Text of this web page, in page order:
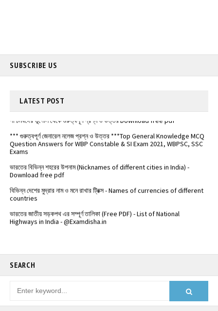
SUBSCRIBE US
LATEST POST
পশ্চিমবঙ্গের ভূগোল থেকে গুরুত্বপূর্ণ প্রশ্ন ও উত্তর Download free pdf
*** গুরুত্বপূর্ণ জেনারেল নলেজ প্রশ্ন ও উত্তর ***Top General Knowledge MCQ
Question Answers for WBP Constable & SI Exam 2021, WBPSC, SSC
Exams
Download free pdf
বিভিন্ন দেশের মুদ্রার নাম ও মনে রাখার ট্রিক্স - Names of currencies of different
countries
Highways in India - @Examdisha.in
SEARCH